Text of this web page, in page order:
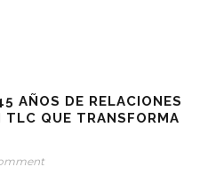
AÑOS DE RELACIONES
TLC QUE TRANSFORMA